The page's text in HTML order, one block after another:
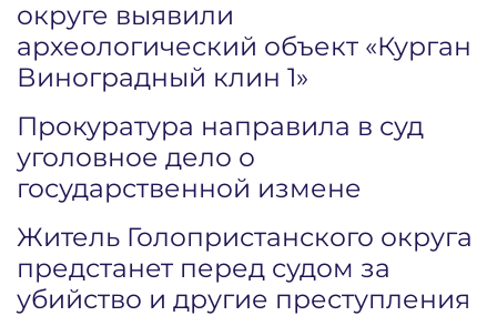
округе выявили
археологический объект «Курган
Виноградный клин 1»
Прокуратура направила в суд
уголовное дело о
государственной измене
Житель Голопристанского округа
предстанет перед судом за
убийство и другие преступления